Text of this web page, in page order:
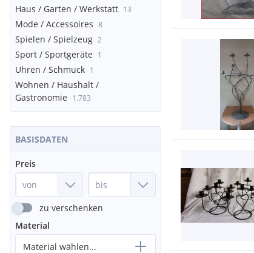
Haus / Garten / Werkstatt 13
Mode / Accessoires 8
Spielen / Spielzeug 2
Sport / Sportgeräte 1
Uhren / Schmuck 1
Wohnen / Haushalt /
Gastronomie 1.783
BASISDATEN
Preis
zu verschenken
Material
Material wählen...